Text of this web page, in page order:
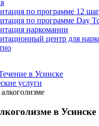
по программе 12
по программе Day
наркомании
центр для
в Усинске
услуги
в Усинске